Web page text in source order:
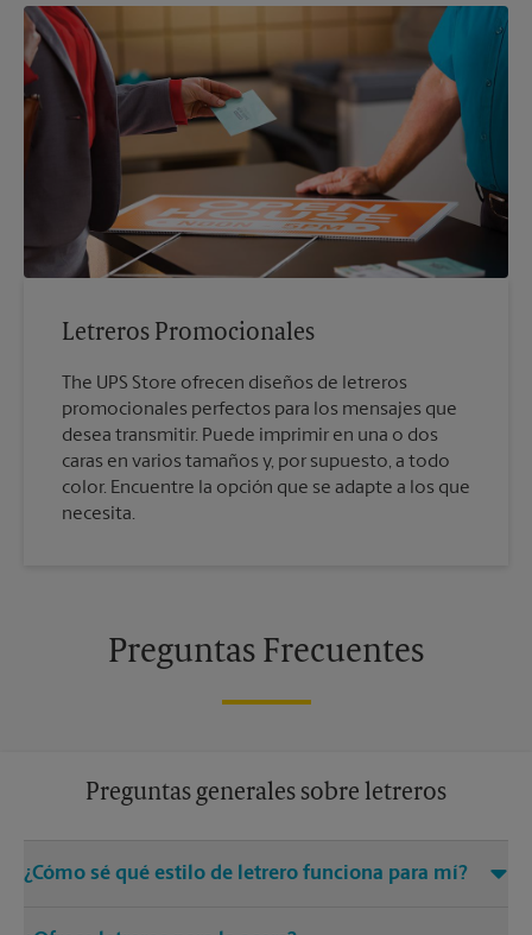
Letreros Promocionales
The UPS Store ofrecen diseños de letreros
promocionales perfectos para los mensajes que
desea transmitir. Puede imprimir en una o dos
caras en varios tamaños y, por supuesto, a todo
color. Encuentre la opción que se adapte a los que
necesita.
Preguntas Frecuentes
Preguntas generales sobre letreros
¿Cómo sé qué estilo de letrero funciona para mí?